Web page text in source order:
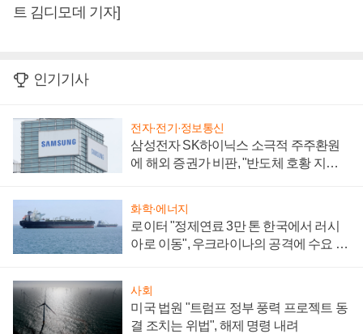
트 김디모데 기자]
인기기사
전자·전기·정보통신
삼성전자 SK하이닉스 소극적 주주환원
에 해외 증권가 비판, "반도체 호황 지속
화학·에너지
로이터 "정제연료 3만 톤 한국에서 러시
아로 이동", 우크라이나의 공격에 수요 늘
사회
미국 법원 "트럼프 정부 풍력 프로젝트 동
결 조치는 위법", 해제 명령 내려